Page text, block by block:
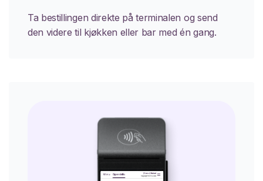
Ta bestillingen direkte på terminalen og send
den videre til kjøkken eller bar med én gang.